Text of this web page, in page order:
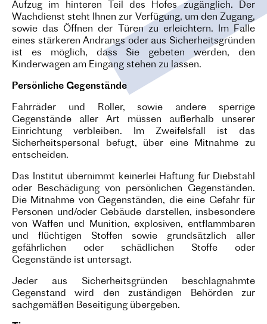
Aufzug im hinteren Teil des Hofes zugänglich. Der
Wachdienst steht Ihnen zur Verfügung, um den Zugang,
sowie das Öffnen der Türen zu erleichtern. Im Falle
eines stärkeren Andrangs oder aus Sicherheitsgründen
ist es möglich, dass Sie gebeten werden, den
Kinderwagen am Eingang stehen zu lassen.
Persönliche Gegenstände
Fahrräder und Roller, sowie andere sperrige
Gegenstände aller Art müssen außerhalb unserer
Einrichtung verbleiben. Im Zweifelsfall ist das
Sicherheitspersonal befugt, über eine Mitnahme zu
entscheiden.
Das Institut übernimmt keinerlei Haftung für Diebstahl
oder Beschädigung von persönlichen Gegenständen.
Die Mitnahme von Gegenständen, die eine Gefahr für
Personen und/oder Gebäude darstellen, insbesondere
von Waffen und Munition, explosiven, entflammbaren
und flüchtigen Stoffen sowie grundsätzlich aller
gefährlichen oder schädlichen Stoffe oder
Gegenstände ist untersagt.
Jeder aus Sicherheitsgründen beschlagnahmte
Gegenstand wird den zuständigen Behörden zur
sachgemäßen Beseitigung übergeben.